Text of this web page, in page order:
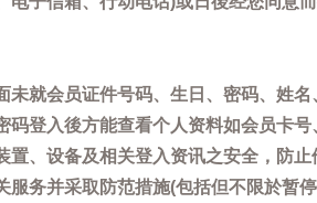
未就会员证件号码、生日、密码、姓
码登入後方能查看个人资料如会员卡
置、设备及相关登入资讯之安全，防
服务并采取防范措施(包括但不限於暂